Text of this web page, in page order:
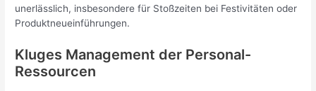
unerlässlich, insbesondere für Stoßzeiten bei Festivitäten oder
Produktneueinführungen.
Kluges Management der Personal-
Ressourcen